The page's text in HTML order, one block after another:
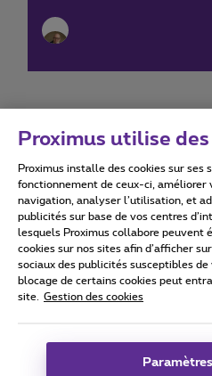
Conditions d'utilisation
Tous droits réservés. © 2026
Conditions générales, info
Coordonnées de l’entreprise
Proximus utilise des
Proximus installe des cookies sur ses
fonctionnement de ceux-ci, améliorer
navigation, analyser l’utilisation, et
publicités sur base de vos centres
lesquels Proximus collabore peuvent
cookies sur nos sites afin d’afficher
sociaux des publicités susceptibles
blocage de certains cookies peut
site.
Gestion des cookies